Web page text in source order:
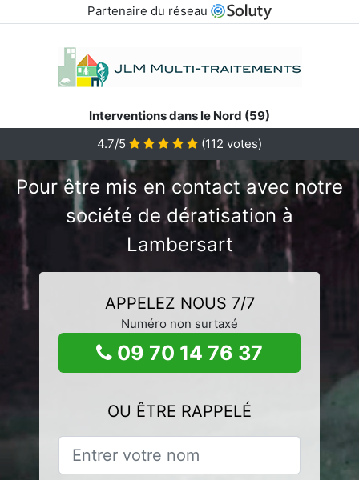
Partenaire du réseau
Interventions dans le Nord (59)
4.7/5
(112 votes)
Pour être mis en contact avec notre
société de dératisation à
Lambersart
APPELEZ NOUS 7/7
Numéro non surtaxé
09 70 14 76 37
OU ÊTRE RAPPELÉ